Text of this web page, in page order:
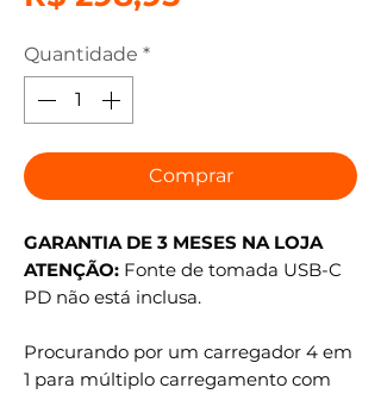
Quantidade *
Comprar
GARANTIA DE 3 MESES NA LOJA
ATENÇÃO: Fonte de tomada USB-C
PD não está inclusa.
Procurando por um carregador 4 em
1 para múltiplo carregamento com